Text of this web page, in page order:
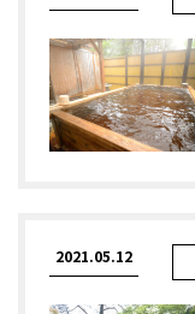
2021.05.12